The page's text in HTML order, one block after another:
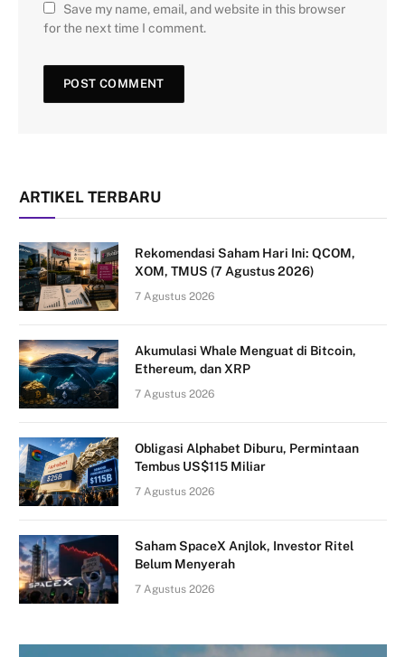
Save my name, email, and website in this browser
for the next time I comment.
ARTIKEL TERBARU
Rekomendasi Saham Hari Ini: QCOM,
XOM, TMUS (7 Agustus 2026)
7 Agustus 2026
Akumulasi Whale Menguat di Bitcoin,
Ethereum, dan XRP
7 Agustus 2026
Obligasi Alphabet Diburu, Permintaan
Tembus US$115 Miliar
7 Agustus 2026
Saham SpaceX Anjlok, Investor Ritel
Belum Menyerah
7 Agustus 2026